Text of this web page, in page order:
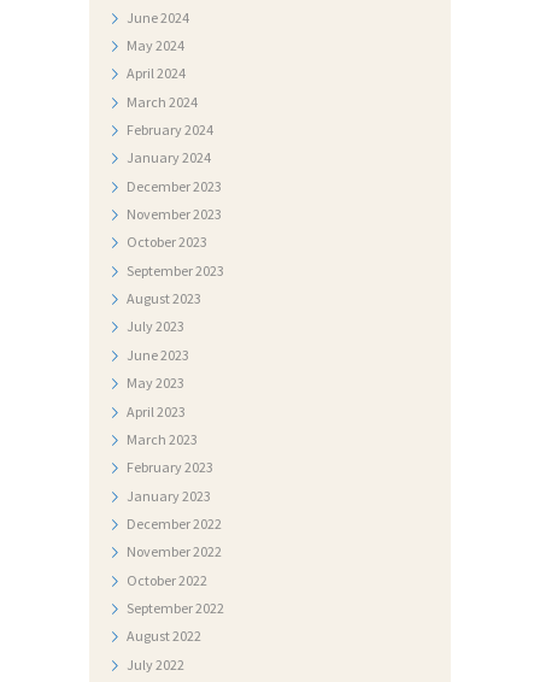
June2024
May2024
April2024
March 2024
February2024
January2024
December2023
November2023
October2023
September2023
August2023
July2023
June2023
May2023
April 2023
March 2023
February2023
January2023
December2022
November2022
October2022
September2022
August2022
July2022